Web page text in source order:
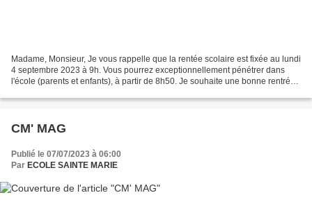
Madame, Monsieur, Je vous rappelle que la rentée scolaire est fixée au lundi
4 septembre 2023 à 9h. Vous pourrez exceptionnellement pénétrer dans
l'école (parents et enfants), à partir de 8h50. Je souhaite une bonne rentrée
CM' MAG
Publié le 07/07/2023 à 06:00
Par ECOLE SAINTE MARIE